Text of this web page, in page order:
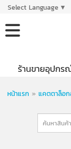
Select Language ▼
ร้านขายอุปก
หน้าแรก » แคตตาล็อก